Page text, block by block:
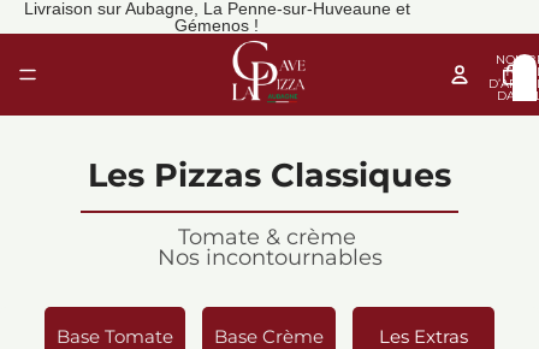
Livraison sur Aubagne, La Penne-sur-Huveaune et
Gémenos !
DANS
Les Pizzas Classiques
Tomate & crème
Nos incontournables
Base Tomate Base Crème Les Extras